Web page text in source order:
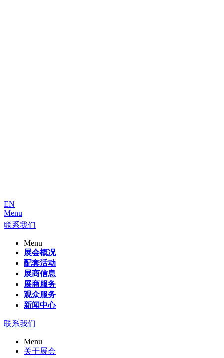
EN
Menu
联系我们
Menu
展会概况
配套活动
展商信息
展商服务
观众服务
新闻中心
联系我们
Menu
关于展会